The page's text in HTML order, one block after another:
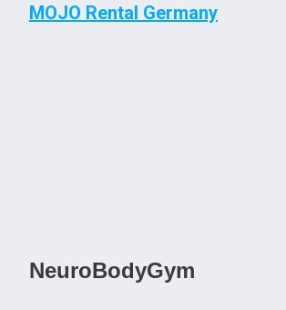
MOJO Rental Germany
NeuroBodyGym